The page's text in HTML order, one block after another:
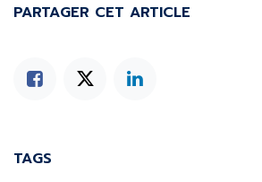
PARTAGER CET ARTICLE
TAGS